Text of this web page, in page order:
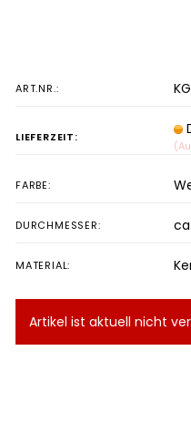
ART.NR.:
LIEFERZEIT:
FARBE:
DURCHMESSER:
MATERIAL:
Artikel ist aktuell nicht